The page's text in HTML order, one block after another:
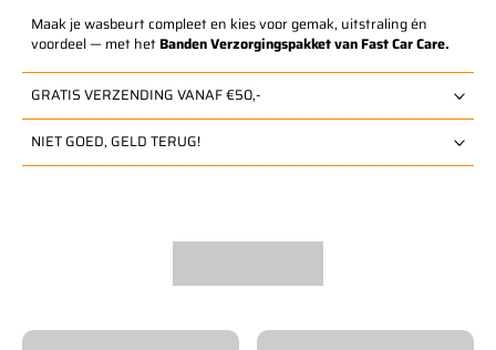
Maak je wasbeurt compleet en kies voor gemak, uitstraling én
voordeel — met het Banden Verzorgingspakket van Fast Car Care.
GRATIS VERZENDING VANAF €50,-
NIET GOED, GELD TERUG!